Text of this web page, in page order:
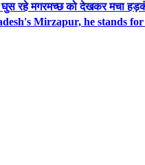
घुस रहे मगरमच्छ को देखकर मचा
Mirzapur, he stands